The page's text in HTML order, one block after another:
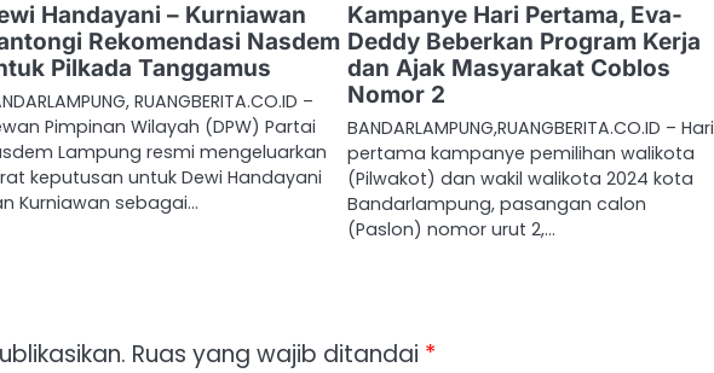
Handayani – Kurniawan
Rekomendasi Nasdem
Pilkada Tanggamus
RUANGBERITA.CO.ID –
Pimpinan Wilayah (DPW) Partai
Lampung resmi mengeluarkan
keputusan untuk Dewi Handayani
Kurniawan sebagai…
Kampanye Hari Pertama, Eva-
Deddy Beberkan Program Kerja
dan Ajak Masyarakat Coblos
Nomor 2
BANDARLAMPUNG,RUANGBERITA.CO.ID – Hari
pertama kampanye pemilihan walikota
(Pilwakot) dan wakil walikota 2024 kota
Bandarlampung, pasangan calon
(Paslon) nomor urut 2,…
Ruas yang wajib ditandai *